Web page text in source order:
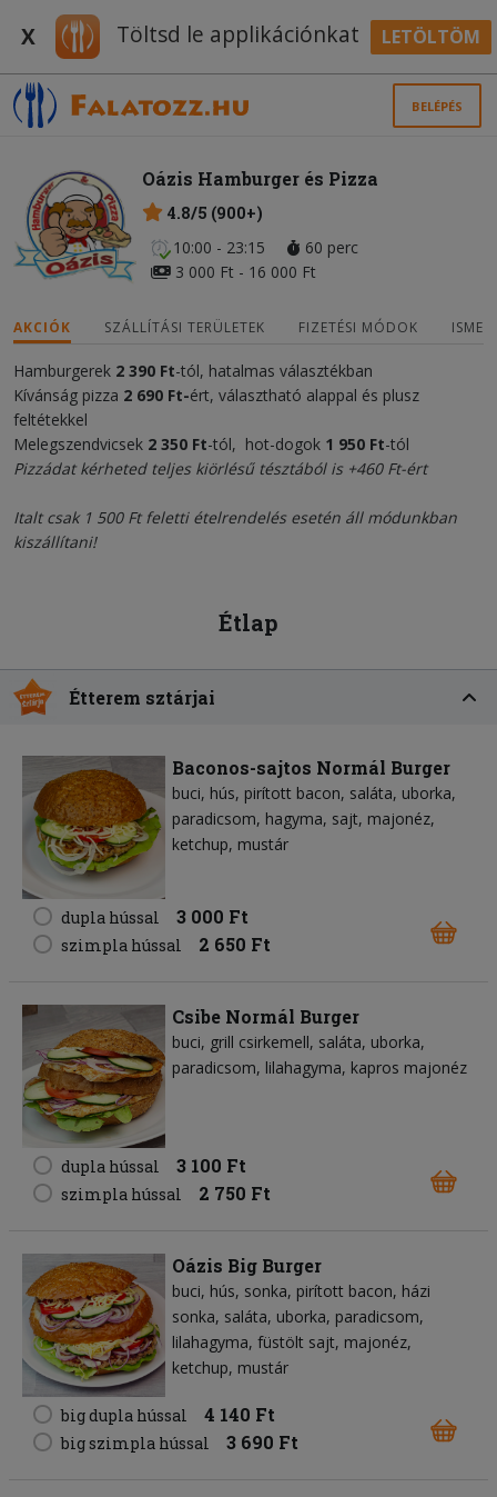
X Töltsd le applikációnkat LETÖLTÖM
BELÉPÉS
Oázis Hamburger és Pizza
4.8/5 (900+)
10:00 - 23:15
60 perc
3 000 Ft - 16 000 Ft
AKCIÓK SZÁLLÍTÁSI TERÜLETEK FIZETÉSI MÓDOK
Hamburgerek 2 390 Ft-tól, hatalmas választékban
Kívánság pizza 2 690 Ft-ért, választható alappal és plusz
feltétekkel
Melegszendvicsek 2 350 Ft-tól, hot-dogok 1 950 Ft-tól
Pizzádat kérheted teljes kiörlésű tésztából is +460 Ft-ért
Italt csak 1 500 Ft feletti ételrendelés esetén áll módunkban
kiszállítani!
Étlap
Étterem sztárjai
Baconos-sajtos Normál Burger
buci hús pirított bacon saláta uborka
paradicsom hagyma sajt majonéz
ketchup mustár
dupla hússal 3 000 Ft
szimpla hússal 2 650 Ft
Csibe Normál Burger
buci grill csirkemell saláta uborka
paradicsom lilahagyma kapros majonéz
dupla hússal 3 100 Ft
szimpla hússal 2 750 Ft
Oázis Big Burger
buci hús sonka pirított bacon házi
sonka saláta uborka paradicsom
lilahagyma füstölt sajt majonéz
ketchup mustár
big dupla hússal 4 140 Ft
big szimpla hússal 3 690 Ft